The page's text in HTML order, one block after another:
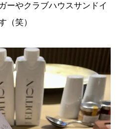
ーやクラブハウスサンドイ
（笑）